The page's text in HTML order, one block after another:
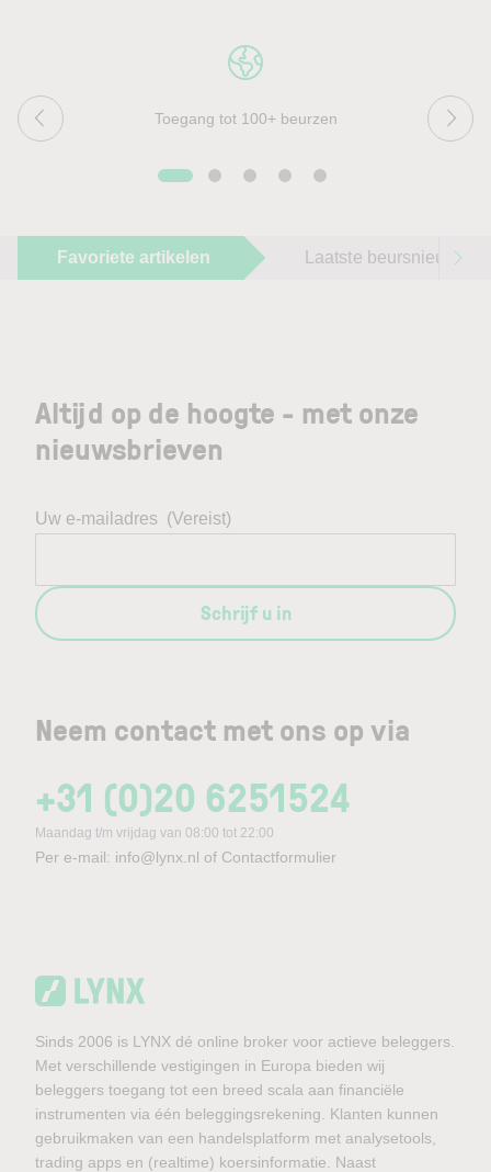
Toegang tot 100+ beurzen
Favoriete artikelen Laatste beursnieuws
Neem contact met ons op via
+31 (0)20 6251524
Maandag t/m vrijdag van 08:00 tot 22:00
Per e-mail: info@lynx.nl of Contactformulier
Altijd op de hoogte - met onze
nieuwsbrieven
Uw e-mailadres (Vereist)
Schrijf u in
Sinds 2006 is LYNX dé online broker voor actieve beleggers.
Met verschillende vestigingen in Europa bieden wij
beleggers toegang tot een breed scala aan financiële
instrumenten via één beleggingsrekening. Klanten kunnen
gebruikmaken van een handelsplatform met analysetools,
trading apps en (realtime) koersinformatie. Naast